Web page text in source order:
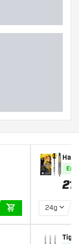
AJOUTER AU
En
21
24g